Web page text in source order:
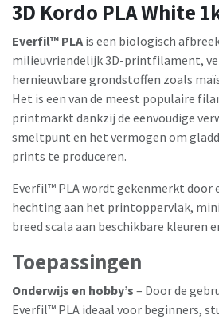
3D Kordo PLA White
Everfil™ PLA is een biologisch
milieuvriendelijk 3D-printfilament,
hernieuwbare grondstoffen zoals
Het is een van de meest populaire
printmarkt dankzij de eenvoudige
smeltpunt en het vermogen om
prints te produceren.
Everfil™ PLA wordt gekenmerkt door
hechting aan het printoppervlak,
breed scala aan beschikbare kleuren
Toepassingen
Onderwijs en hobby’s – Door de
Everfil™ PLA ideaal voor beginners,